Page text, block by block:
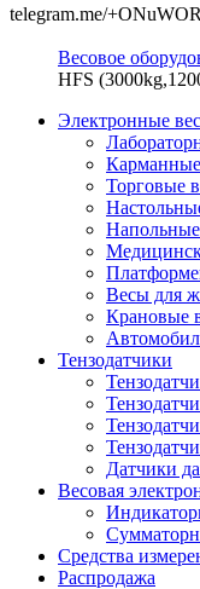
telegram.me/
Весовое
HFS
Электронные
Карманные
Торговые
Весы для
Крановые
Тензодатчики
Датчики
Весовая
Средства
Распродажа